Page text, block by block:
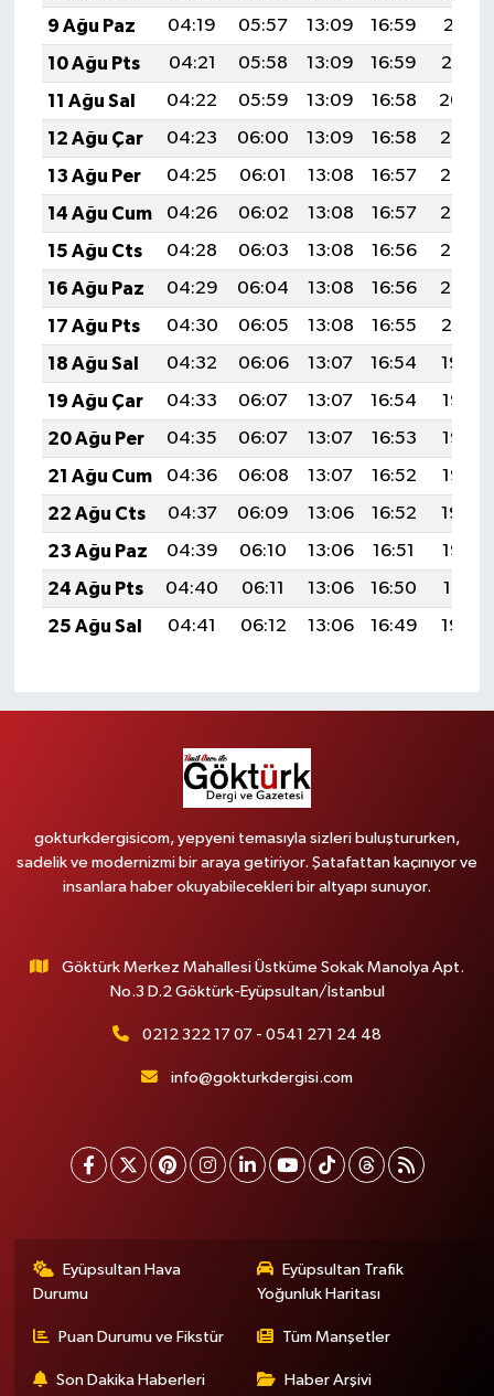
9 Ağu Paz
04:19 05:57 13:09 16:59
20:11
10 Ağu Pts
04:21 05:58 13:09 16:59
20:10
11 Ağu Sal
04:22 05:59 13:09 16:58
20:09
12 Ağu Çar
04:23 06:00 13:09 16:58
20:07
13 Ağu Per
04:25 06:01 13:08 16:57
20:06
14 Ağu Cum
04:26 06:02 13:08 16:57
20:05
15 Ağu Cts
04:28 06:03 13:08 16:56
20:03
16 Ağu Paz
04:29 06:04 13:08 16:56
20:02
17 Ağu Pts
04:30 06:05 13:08 16:55
20:01
18 Ağu Sal
04:32 06:06 13:07 16:54
19:59
19 Ağu Çar
04:33 06:07 13:07 16:54
19:58
20 Ağu Per
04:35 06:07 13:07 16:53
19:57
21 Ağu Cum
04:36 06:08 13:07 16:52
19:55
22 Ağu Cts
04:37 06:09 13:06 16:52
19:54
23 Ağu Paz
04:39 06:10 13:06 16:51
19:52
24 Ağu Pts
04:40 06:11 13:06 16:50
19:51
25 Ağu Sal
04:41 06:12 13:06 16:49 19:49
gokturkdergisicom, yepyeni temasıyla sizleri buluştururken,
sadelik ve modernizmi bir araya getiriyor. Şatafattan kaçınıyor ve
insanlara haber okuyabilecekleri bir altyapı sunuyor.
Göktürk Merkez Mahallesi Üstküme Sokak Manolya Apt.
No.3 D.2 Göktürk-Eyüpsultan/İstanbul
0212 322 17 07 - 0541 271 24 48
info@gokturkdergisi.com
Eyüpsultan Hava
Durumu
Eyüpsultan Trafik
Yoğunluk Haritası
Puan Durumu ve Fikstür Tüm Manşetler
Son Dakika Haberleri Haber Arşivi